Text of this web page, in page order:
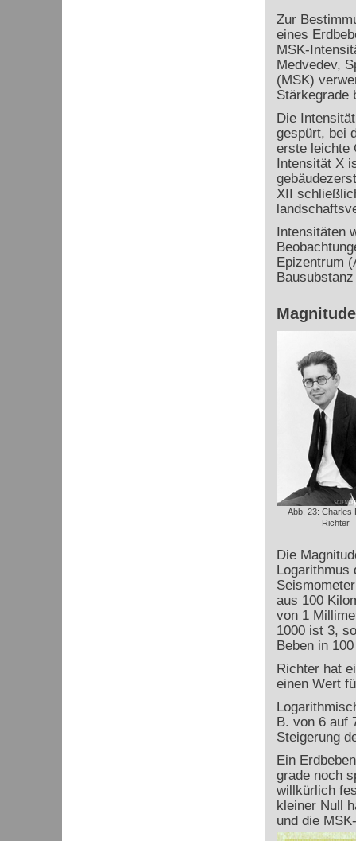
Zur
eines
MSK-
Medvedev,
(MSK)
Stärkegrade
Die
gespürt, bei
erste leichte
Intensität X
XII
Intensitäten
Epizentrum
Magnitude
Abb. 23: Charles
Richter
Die
Logarithmus
aus 100
von 1
1000 ist 3,
Beben in
Richter hat
einen Wert
B. von 6 auf
Steigerung
Ein
grade noch
willkürlich
kleiner Null
und die